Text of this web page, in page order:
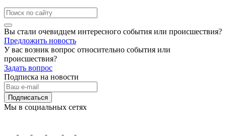
Вы стали очевидцем интересного события или происшествия?
Предложить новость
У вас возник вопрос относительно события или
происшествия?
Задать вопрос
Подписка на новости
Подписаться
Мы в социальных сетях